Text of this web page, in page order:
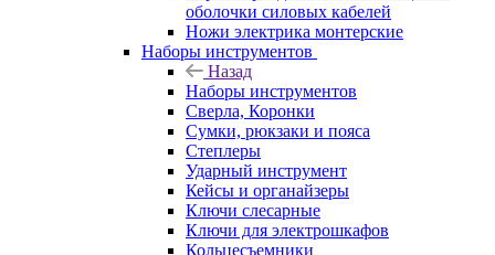
оболочки силовых кабелей
Ножи электрика монтерские
Наборы инструментов
Назад
Наборы инструментов
Сверла, Коронки
Сумки, рюкзаки и пояса
Степлеры
Ударный инструмент
Кейсы и органайзеры
Ключи слесарные
Ключи для электрошкафов
Кольцесъемники